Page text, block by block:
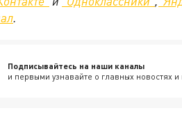
.
Подписывайтесь на наши каналы
и первыми узнавайте о главных новостях